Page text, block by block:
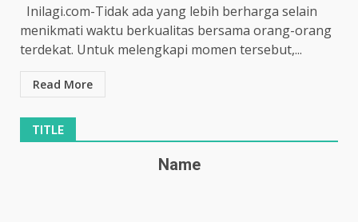
Inilagi.com-Tidak ada yang lebih berharga selain
menikmati waktu berkualitas bersama orang-orang
terdekat. Untuk melengkapi momen tersebut,...
Read More
TITLE
Name